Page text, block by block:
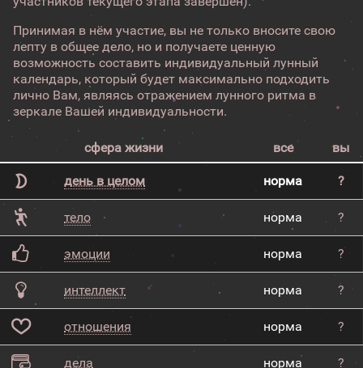
Принимая в нём участие, вы не только вносите свою
лепту в общее дело, но и получаете ценную
возможность составить индивидуальный лунный
календарь, который будет максимально подходить
лично Вам, являясь отражением лунного ритма в
зеркале Вашей индивидуальности.
сфера жизни все вы
день в целом норма ?
тело норма ?
эмоции норма ?
интеллект норма ?
отношения норма ?
дела норма ?